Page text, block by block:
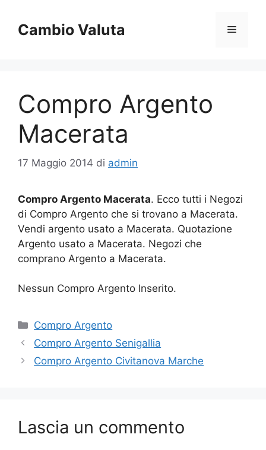
contenuto
Cambio Valuta Menu
Compro Argento
Macerata
17 Maggio 2014 di admin
Compro Argento Macerata. Ecco tutti i Negozi
di Compro Argento che si trovano a Macerata.
Vendi argento usato a Macerata. Quotazione
Argento usato a Macerata. Negozi che
comprano Argento a Macerata.
Nessun Compro Argento Inserito.
Categorie
Compro Argento
Compro Argento Senigallia
Compro Argento Civitanova Marche
Lascia un commento